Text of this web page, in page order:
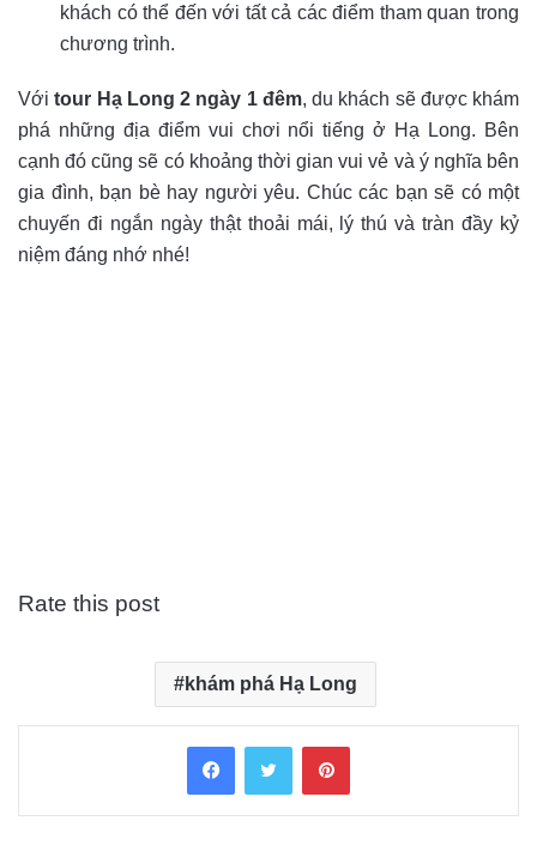
khách có thể đến với tất cả các điểm tham quan trong
chương trình.
Với tour Hạ Long 2 ngày 1 đêm, du khách sẽ được khám
phá những địa điểm vui chơi nổi tiếng ở Hạ Long. Bên
cạnh đó cũng sẽ có khoảng thời gian vui vẻ và ý nghĩa bên
gia đình, bạn bè hay người yêu. Chúc các bạn sẽ có một
chuyến đi ngắn ngày thật thoải mái, lý thú và tràn đầy kỷ
niệm đáng nhớ nhé!
Rate this post
khám phá Hạ Long
FacebookTwitter Pinterest